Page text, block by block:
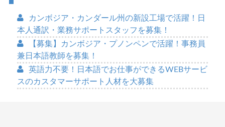
カンボジア・カンダール州の新設工場で活躍！日
本人通訳・業務サポートスタッフを募集！
【募集】カンボジア・プノンペンで活躍！事務員
兼日本語教師を募集！
英語力不要！日本語でお仕事ができるWEBサービ
スのカスタマーサポート人材を大募集